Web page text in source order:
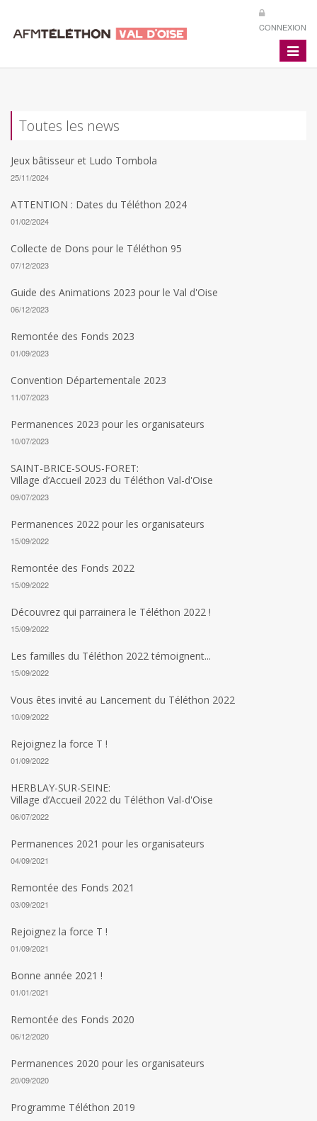
CONNEXION
Toggle
Toutes les news
Jeux bâtisseur et Ludo Tombola
25/11/2024
ATTENTION : Dates du Téléthon 2024
01/02/2024
Collecte de Dons pour le Téléthon 95
07/12/2023
Guide des Animations 2023 pour le Val d'Oise
06/12/2023
Remontée des Fonds 2023
01/09/2023
Convention Départementale 2023
11/07/2023
Permanences 2023 pour les organisateurs
10/07/2023
SAINT-BRICE-SOUS-FORET:
Village d’Accueil 2023 du Téléthon Val-d'Oise
09/07/2023
Permanences 2022 pour les organisateurs
15/09/2022
Remontée des Fonds 2022
15/09/2022
Découvrez qui parrainera le Téléthon 2022 !
15/09/2022
Les familles du Téléthon 2022 témoignent...
15/09/2022
Vous êtes invité au Lancement du Téléthon 2022
10/09/2022
Rejoignez la force T !
01/09/2022
HERBLAY-SUR-SEINE:
Village d’Accueil 2022 du Téléthon Val-d'Oise
06/07/2022
Permanences 2021 pour les organisateurs
04/09/2021
Remontée des Fonds 2021
03/09/2021
Rejoignez la force T !
01/09/2021
Bonne année 2021 !
01/01/2021
Remontée des Fonds 2020
06/12/2020
Permanences 2020 pour les organisateurs
20/09/2020
Programme Téléthon 2019